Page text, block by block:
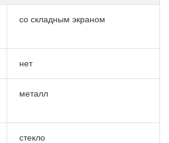
со складным экраном
нет
металл
стекло